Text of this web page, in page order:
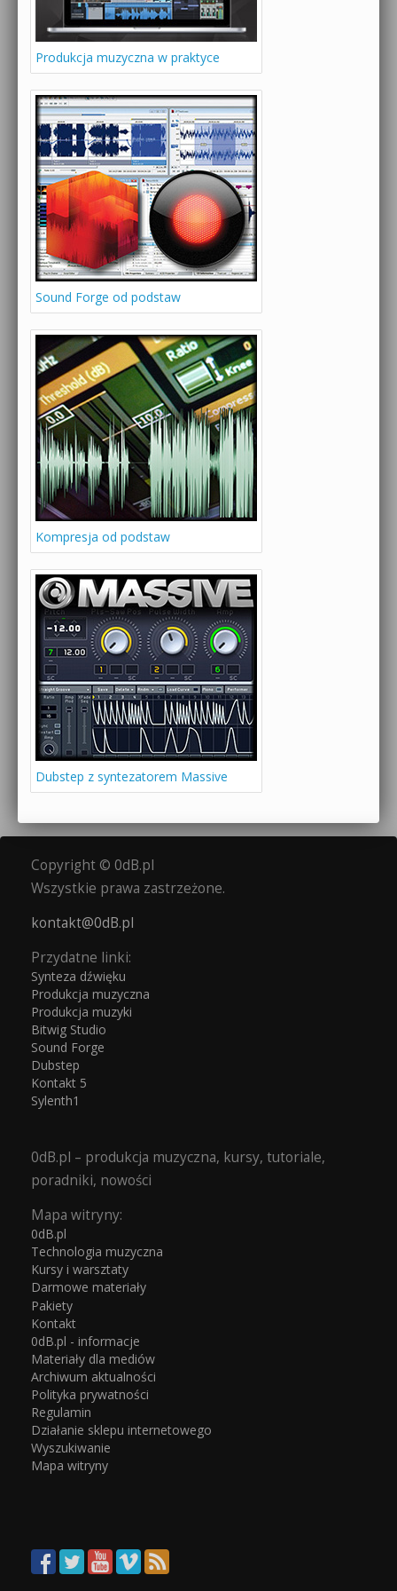
Produkcja muzyczna w praktyce
Sound Forge od podstaw
Kompresja od podstaw
Dubstep z syntezatorem Massive
Copyright © 0dB.pl
Wszystkie prawa zastrzeżone.
kontakt@0dB.pl
Przydatne linki:
Synteza dźwięku
Produkcja muzyczna
Produkcja muzyki
Bitwig Studio
Sound Forge
Dubstep
Kontakt 5
Sylenth1
0dB.pl – produkcja muzyczna, kursy, tutoriale,
poradniki, nowości
Mapa witryny:
0dB.pl
Technologia muzyczna
Kursy i warsztaty
Darmowe materiały
Pakiety
Kontakt
0dB.pl - informacje
Materiały dla mediów
Archiwum aktualności
Polityka prywatności
Regulamin
Działanie sklepu internetowego
Wyszukiwanie
Mapa witryny